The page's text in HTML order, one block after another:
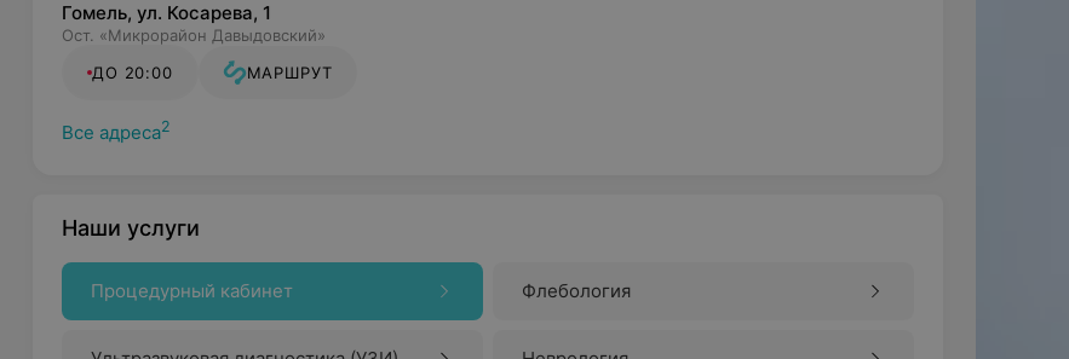
Гомель, ул. Косарева, 1
Ост. «Микрорайон Давыдовский»
ДО 20:00
МАРШРУТ
Все адреса2
Наши услуги
Процедурный кабинет Флебология